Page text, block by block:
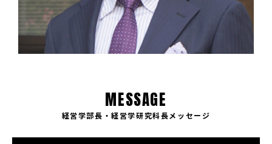
MESSAGE
経営学部長・経営学研究科長メッセージ